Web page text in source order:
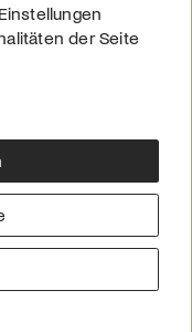
Impressum
der Seite